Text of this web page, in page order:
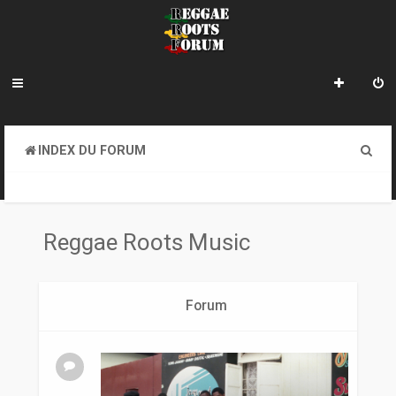
INDEX DU FORUM
Reggae Roots Music
Forum